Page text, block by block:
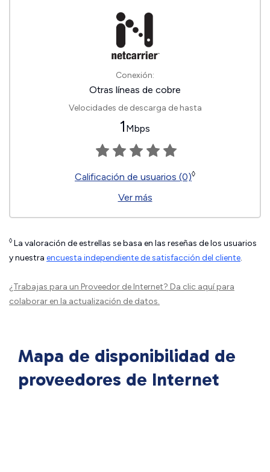
Conexión:
Otras líneas de cobre
Velocidades de descarga de hasta
1 Mbps
Calificación de usuarios (0)◊
Ver más
◊ La valoración de estrellas se basa en las reseñas de los usuarios
y nuestra encuesta independiente de satisfacción del cliente.
¿Trabajas para un Proveedor de Internet? Da clic aquípara
colaborar en la actualización de datos.
Mapa de disponibilidad de
proveedores de Internet